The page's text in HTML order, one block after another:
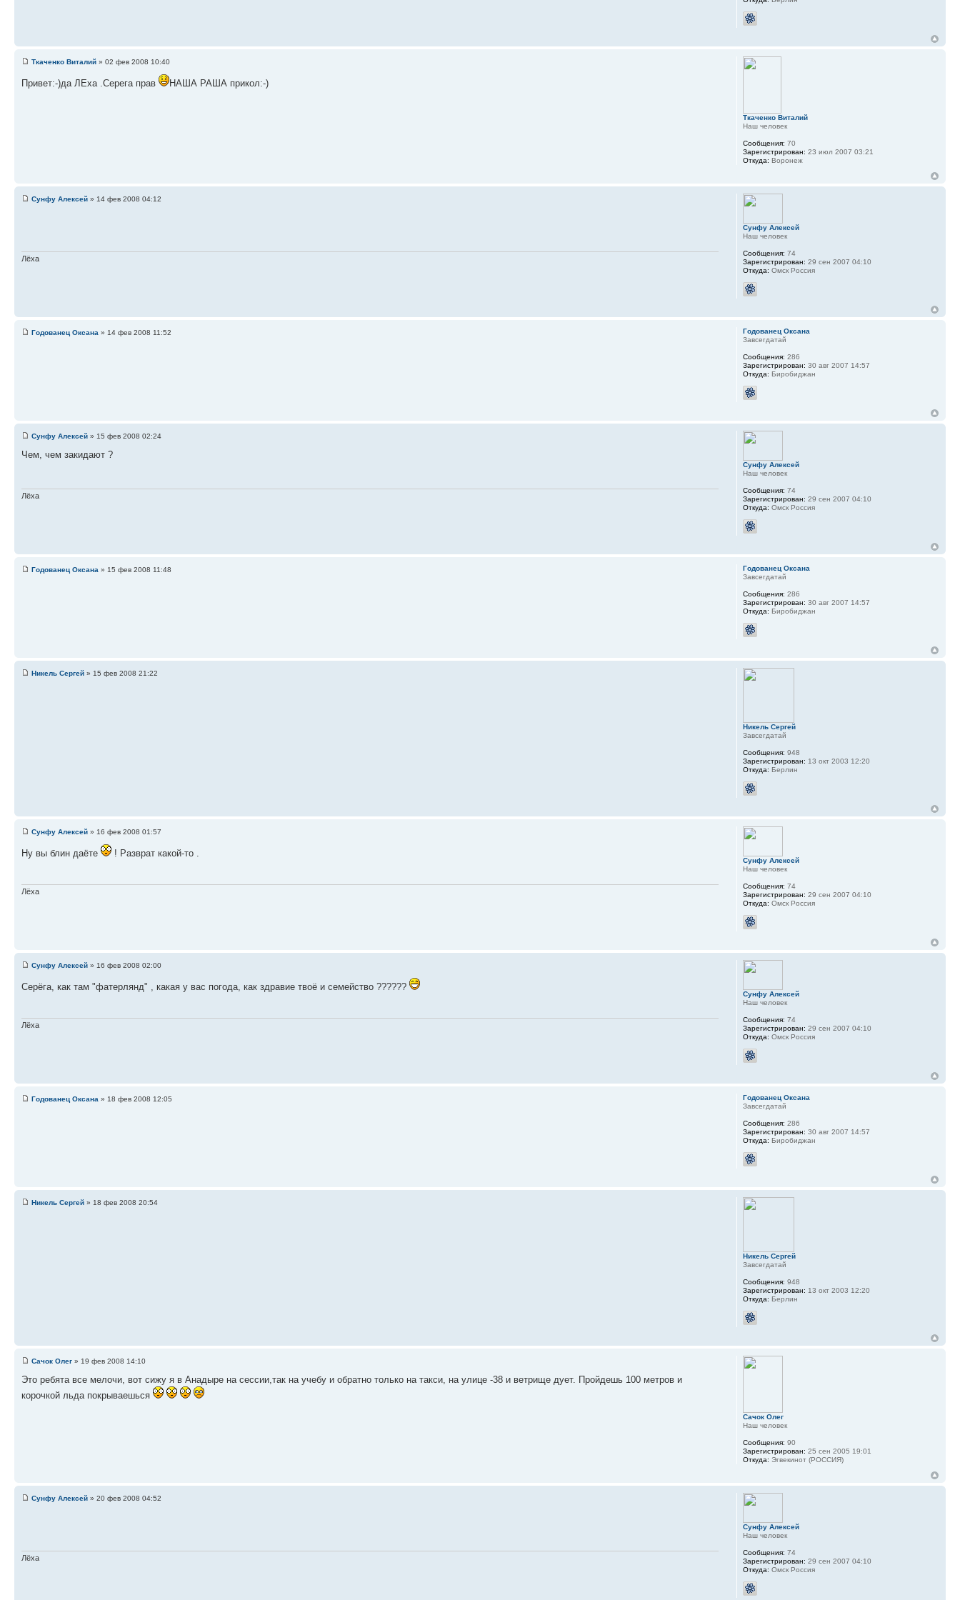
Ткаченко Виталий » 02 фев 2008 10:40
Привет:-)да ЛЕха .Серега прав НАША РАША прикол:-)
Ткаченко Виталий
Наш человек
Сообщения: 70
Зарегистрирован: 23 июл 2007 03:21
Откуда: Воронеж
Сунфу Алексей » 14 фев 2008 04:12
Лёха
Сунфу Алексей
Наш человек
Сообщения: 74
Зарегистрирован: 29 сен 2007 04:10
Откуда: Омск Россия
Годованец Оксана » 14 фев 2008 11:52
Годованец Оксана
Завсегдатай
Сообщения: 286
Зарегистрирован: 30 авг 2007 14:57
Откуда: Биробиджан
Сунфу Алексей » 15 фев 2008 02:24
Чем, чем закидают ?
Лёха
Сунфу Алексей
Наш человек
Сообщения: 74
Зарегистрирован: 29 сен 2007 04:10
Откуда: Омск Россия
Годованец Оксана » 15 фев 2008 11:48
Годованец Оксана
Завсегдатай
Сообщения: 286
Зарегистрирован: 30 авг 2007 14:57
Откуда: Биробиджан
Никель Сергей » 15 фев 2008 21:22
Никель Сергей
Завсегдатай
Сообщения: 948
Зарегистрирован: 13 окт 2003 12:20
Откуда: Берлин
Сунфу Алексей » 16 фев 2008 01:57
Ну вы блин даёте ! Разврат какой-то .
Лёха
Сунфу Алексей
Наш человек
Сообщения: 74
Зарегистрирован: 29 сен 2007 04:10
Откуда: Омск Россия
Сунфу Алексей » 16 фев 2008 02:00
Серёга, как там "фатерлянд" , какая у вас погода, как здравие твоё и семейство ??????
Лёха
Сунфу Алексей
Наш человек
Сообщения: 74
Зарегистрирован: 29 сен 2007 04:10
Откуда: Омск Россия
Годованец Оксана » 18 фев 2008 12:05
Годованец Оксана
Завсегдатай
Сообщения: 286
Зарегистрирован: 30 авг 2007 14:57
Откуда: Биробиджан
Никель Сергей » 18 фев 2008 20:54
Никель Сергей
Завсегдатай
Сообщения: 948
Зарегистрирован: 13 окт 2003 12:20
Откуда: Берлин
Сачок Олег » 19 фев 2008 14:10
Это ребята все мелочи, вот сижу я в Анадыре на сессии,так на учебу и обратно только на такси, на улице -38 и ветрище дует. Пройдешь 100 метров и
корочкой льда покрываешься
Сачок Олег
Наш человек
Сообщения: 90
Зарегистрирован: 25 сен 2005 19:01
Откуда: Эгвекинот (РОССИЯ)
Сунфу Алексей » 20 фев 2008 04:52
Лёха
Сунфу Алексей
Наш человек
Сообщения: 74
Зарегистрирован: 29 сен 2007 04:10
Откуда: Омск Россия